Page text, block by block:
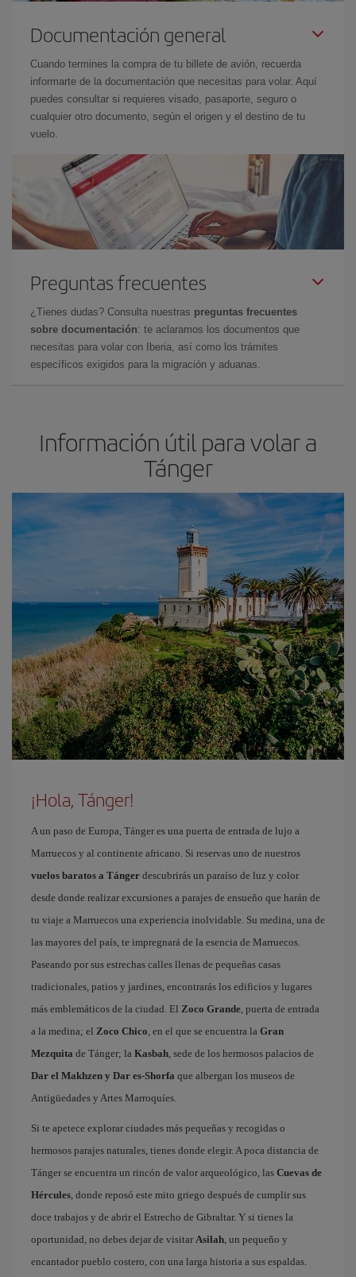
Documentación general
Cuando termines la compra de tu billete de avión, recuerda
informarte de la documentación que necesitas para volar. Aquí
puedes consultar si requieres visado, pasaporte, seguro o
cualquier otro documento, según el origen y el destino de tu
vuelo.
Preguntas frecuentes
¿Tienes dudas? Consulta nuestras preguntas frecuentes
sobre documentación: te aclaramos los documentos que
necesitas para volar con Iberia, así como los trámites
específicos exigidos para la migración y aduanas.
Información útil para volar a
Tánger
¡Hola, Tánger!
A un paso de Europa, Tánger es una puerta de entrada de lujo a
Marruecos y al continente africano. Si reservas uno de nuestros
vuelos baratos a Tánger descubrirás un paraíso de luz y color
desde donde realizar excursiones a parajes de ensueño que harán de
tu viaje a Marruecos una experiencia inolvidable. Su medina, una de
las mayores del país, te impregnará de la esencia de Marruecos.
Paseando por sus estrechas calles llenas de pequeñas casas
tradicionales, patios y jardines, encontrarás los edificios y lugares
más emblemáticos de la ciudad. El Zoco Grande, puerta de entrada
a la medina; el Zoco Chico, en el que se encuentra la Gran
Mezquita de Tánger; la Kasbah, sede de los hermosos palacios de
Dar el Makhzen y Dar es-Shorfa que albergan los museos de
Antigüedades y Artes Marroquíes.
Si te apetece explorar ciudades más pequeñas y recogidas o
hermosos parajes naturales, tienes donde elegir. A poca distancia de
Tánger se encuentra un rincón de valor arqueológico, las Cuevas de
Hércules, donde reposó este mito griego después de cumplir sus
doce trabajos y de abrir el Estrecho de Gibraltar. Y si tienes la
oportunidad, no debes dejar de visitar Asilah, un pequeño y
encantador pueblo costero, con una larga historia a sus espaldas.